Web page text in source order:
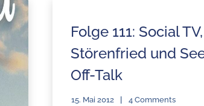
Folge 111: Social
Störenfried und
Off-Talk
15. Mai 2012 4 Comments